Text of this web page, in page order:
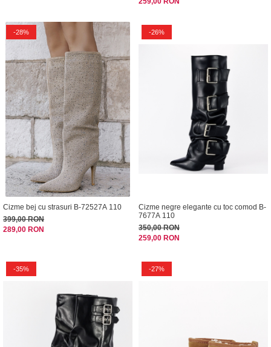
-28%
Cizme bej cu strasuri B-72527A 110
399,00 RON
289,00 RON
-26%
Cizme negre elegante cu toc comod B-
7677A 110
350,00 RON
259,00 RON
-35% -27%